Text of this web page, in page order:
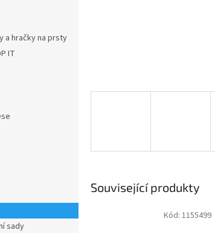
a hračky na prsty
IT
sady
Související produkty
Kód: 1155499